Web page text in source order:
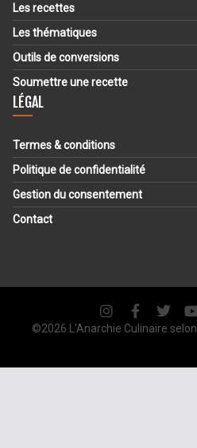
Les recettes
Les thématiques
Outils de conversions
Soumettre une recette
LÉGAL
Termes & conditions
Politique de confidentialité
Gestion du consentement
Contact
©2026 L'Anarchie Culinaire selon